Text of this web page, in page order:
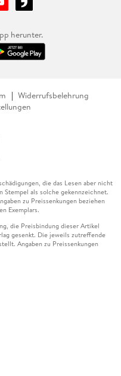
herunter.
Widerrufsbelehrung
die das Lesen aber nicht
Stempel als solche gekennzeichnet.
zu Preissenkungen beziehen
Exemplars.
die Preisbindung dieser Artikel
gesenkt. Die jeweils zutreffende
Angaben zu Preissenkungen